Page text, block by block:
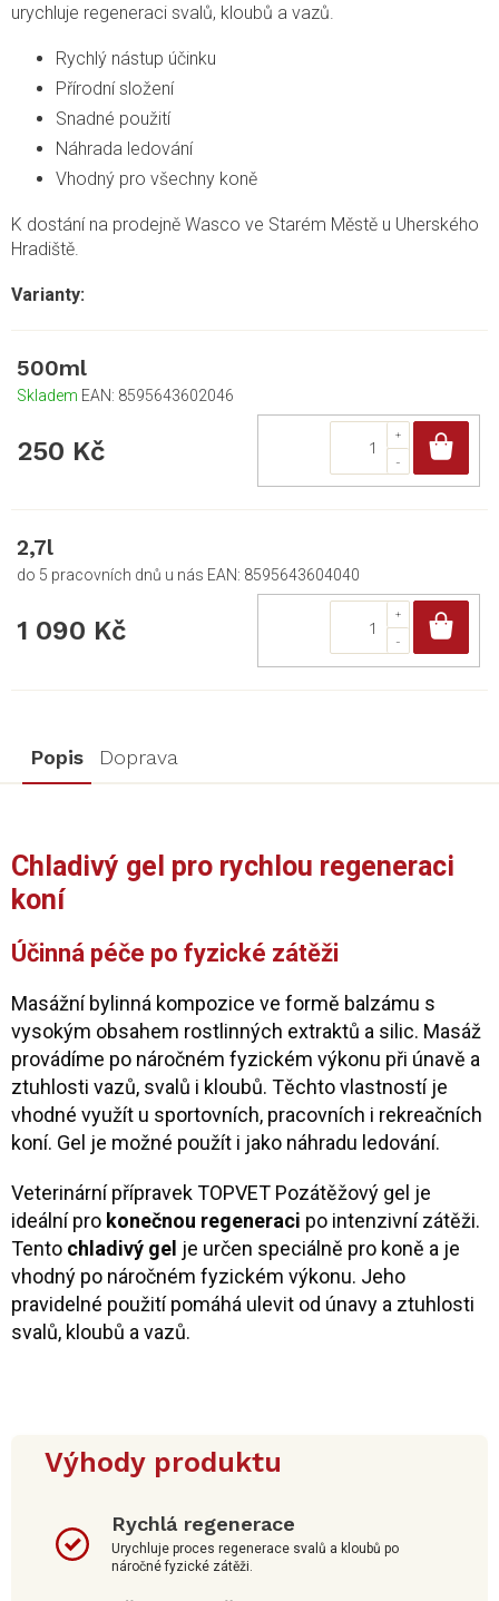
urychluje regeneraci svalů, kloubů a vazů.
Rychlý nástup účinku
Přírodní složení
Snadné použití
Náhrada ledování
Vhodný pro všechny koně
K dostání na prodejně Wasco ve Starém Městě u Uherského
Hradiště.
500ml
Skladem EAN: 8595643602046
250 Kč
2,7l
do 5 pracovních dnů u nás EAN: 8595643604040
1 090 Kč
Popis Doprava
Chladivý gel pro rychlou regeneraci
koní
Účinná péče po fyzické zátěži
Masážní bylinná kompozice ve formě balzámu s
vysokým obsahem rostlinných extraktů a silic. Masáž
provádíme po náročném fyzickém výkonu při únavě a
ztuhlosti vazů, svalů i kloubů. Těchto vlastností je
vhodné využít u sportovních, pracovních i rekreačních
koní. Gel je možné použít i jako náhradu ledování.
Veterinární přípravek TOPVET Pozátěžový gel je
ideální pro konečnou regeneraci po intenzivní zátěži.
Tento chladivý gel je určen speciálně pro koně a je
vhodný po náročném fyzickém výkonu. Jeho
pravidelné použití pomáhá ulevit od únavy a ztuhlosti
svalů, kloubů a vazů.
Výhody produktu
Rychlá regenerace
Urychluje proces regenerace svalů a kloubů po
náročné fyzické zátěži.